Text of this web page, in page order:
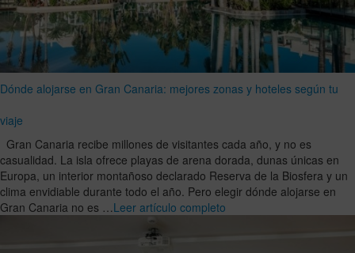
Dónde alojarse en Gran Canaria: mejores zonas y hoteles según tu
viaje
Gran Canaria recibe millones de visitantes cada año, y no es
casualidad. La isla ofrece playas de arena dorada, dunas únicas en
Europa, un interior montañoso declarado Reserva de la Biosfera y un
clima envidiable durante todo el año. Pero elegir dónde alojarse en
Gran Canaria no es …Leer artículo completo